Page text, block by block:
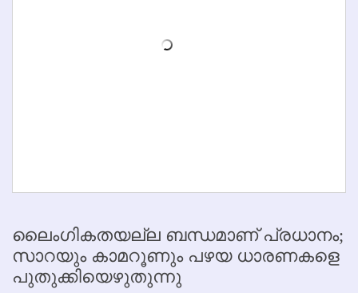
ലൈംഗികതയല്ല ബന്ധമാണ് പ്രധാനം;
സാറയും കാമറൂണും പഴയ ധാരണകളെ
പുതുക്കിയെഴുതുന്നു